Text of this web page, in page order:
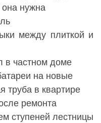
она нужна
между плиткой и
в частном доме
на новые
труба в квартире
ремонта
ступеней лестницы